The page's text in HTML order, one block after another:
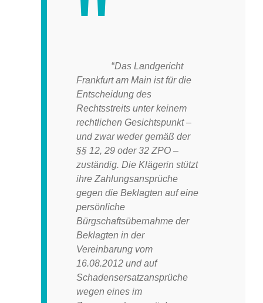
“Das Landgericht
Frankfurt am Main ist für die
Entscheidung des
Rechtsstreits unter keinem
rechtlichen Gesichtspunkt –
und zwar weder gemäß der
§§ 12, 29 oder 32 ZPO –
zuständig. Die Klägerin stützt
ihre Zahlungsansprüche
gegen die Beklagten auf eine
persönliche
Bürgschaftsübernahme der
Beklagten in der
Vereinbarung vom
16.08.2012 und auf
Schadensersatzansprüche
wegen eines im